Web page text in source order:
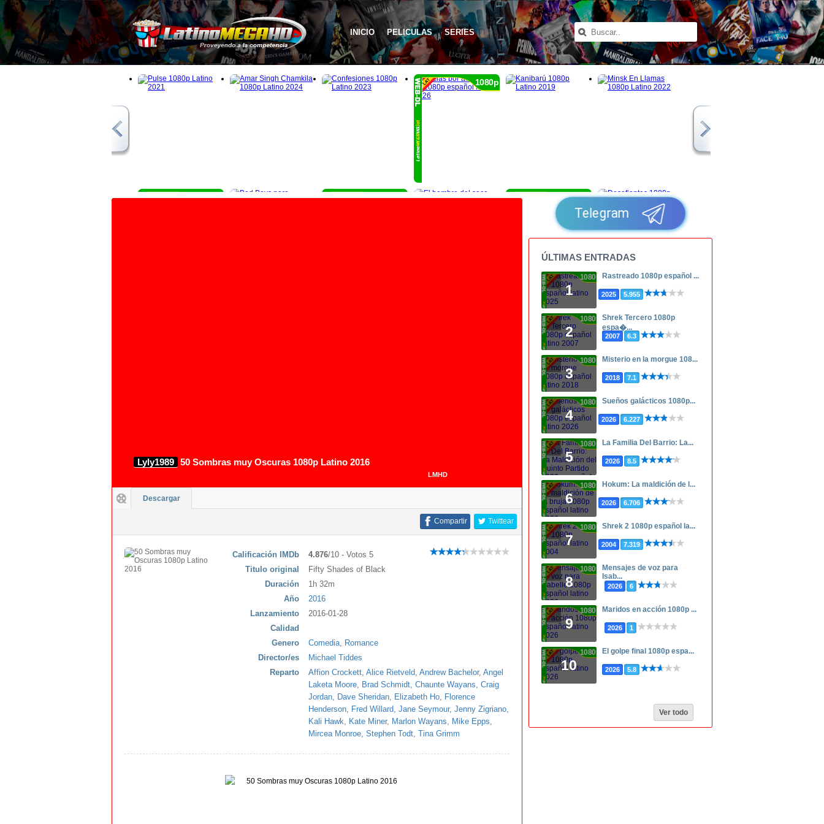
INICIO PELICULAS SERIES
1080p
1080p 1080p 1080p
Lyly1989 50 Sombras muy Oscuras 1080p Latino 2016
LMHD
Descargar
Twittear
Compartir
Calificación IMDb 4.876/10 - Votos 5
Titulo original
Fifty Shades of Black
Duración
1h 32m
Año
2016
Lanzamiento
2016-01-28
Calidad
Genero
Comedia, Romance
Director/es
Michael Tiddes
Reparto
Affion Crockett, Alice Rietveld, Andrew Bachelor, Angel
Laketa Moore, Brad Schmidt, Chaunte Wayans, Craig
Jordan, Dave Sheridan, Elizabeth Ho, Florence
Henderson, Fred Willard, Jane Seymour, Jenny Zigriano,
Kali Hawk, Kate Miner, Marlon Wayans, Mike Epps,
Mircea Monroe, Stephen Todt, Tina Grimm
Telegram
ÚLTIMAS ENTRADAS
1
1080p Rastreado 1080p español ...
2025 5.955
2
1080p
Shrek Tercero 1080p
espa�...
2007 6.3
3
1080p Misterio en la morgue 108...
2018 7.1
4
1080p Sueños galácticos 1080p...
2026 6.227
5
1080p La Familia Del Barrio: La...
2026 8.5
6
1080p Hokum: La maldición de l...
2026 6.706
7
1080p Shrek 2 1080p español la...
2004 7.319
8
1080p
Mensajes de voz para
Isab...
2026 6
9
1080p Maridos en acción 1080p ...
2026 1
10
1080p El golpe final 1080p espa...
2026 5.8
Ver todo